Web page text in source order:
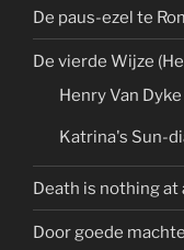
De paus-ezel te
De vierde Wijze
Henry Van Dyke
Katrina's Sun-
Death is nothing at
Door goede